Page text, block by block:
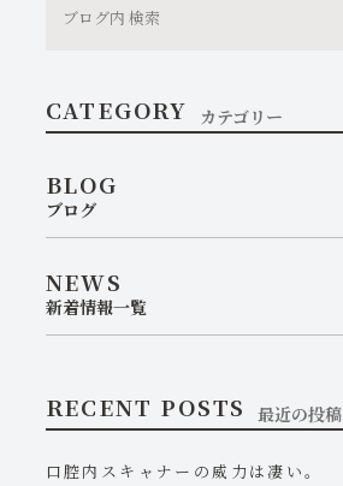
CATEGORY カテゴリー
BLOG
ブログ
NEWS
新着情報一覧
RECENT POSTS 最近の投稿
口腔内スキャナーの威力は凄い。